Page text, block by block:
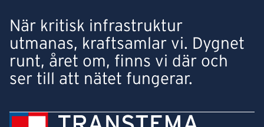
När kritisk infrastruktur
utmanas, kraftsamlar vi. Dygnet
runt, året om, finns vi där och
ser till att nätet fungerar.